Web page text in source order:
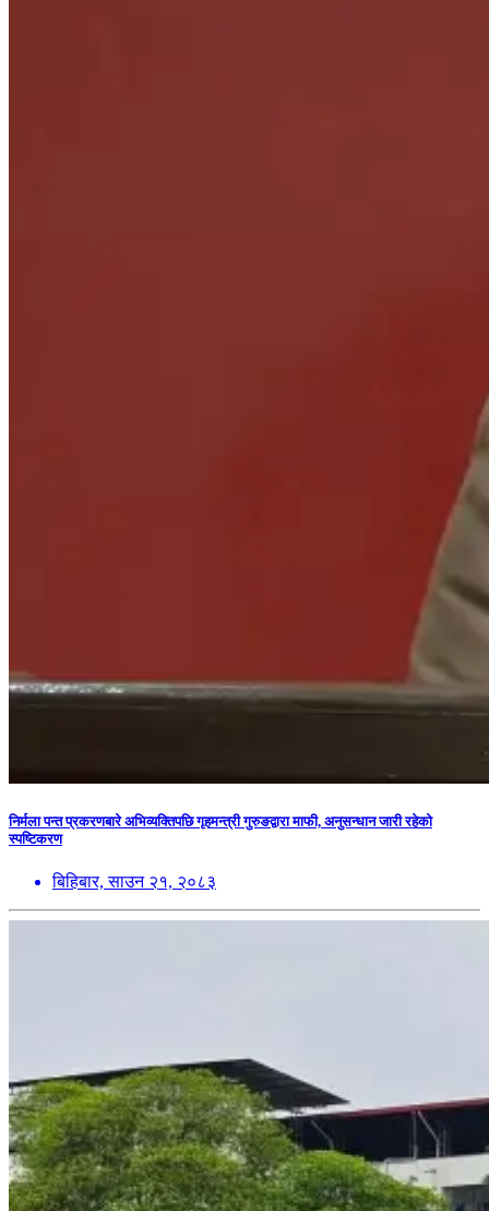
निर्मला पन्त प्रकरणबारे अभिव्यक्तिपछि गृहमन्त्री गुरुङद्वारा माफी, अनुसन्धान जारी रहेको
स्पष्टिकरण
बिहिबार, साउन २१, २०८३